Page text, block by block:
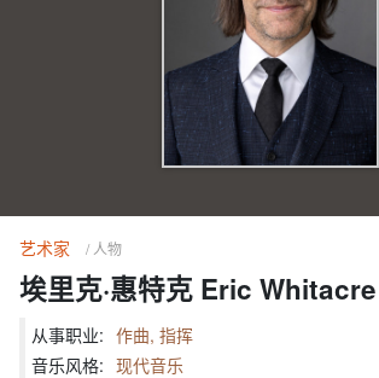
艺术家 / 人物
埃里克·惠特克 Eric Whitacre
从事职业: 作曲, 指挥
音乐风格: 现代音乐